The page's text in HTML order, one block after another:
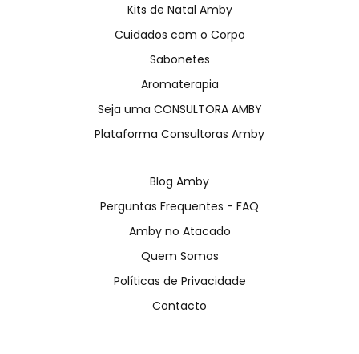
Kits de Natal Amby
Cuidados com o Corpo
Sabonetes
Aromaterapia
Seja uma CONSULTORA AMBY
Plataforma Consultoras Amby
Blog Amby
Perguntas Frequentes - FAQ
Amby no Atacado
Quem Somos
Políticas de Privacidade
Contacto